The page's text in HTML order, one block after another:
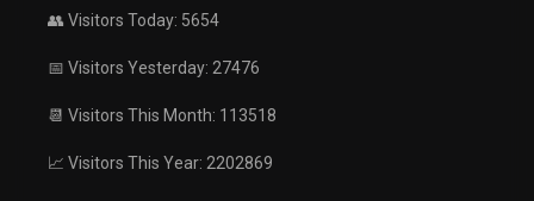
👥 Visitors Today: 5654
📅 Visitors Yesterday: 27476
📆 Visitors This Month: 113518
📈 Visitors This Year: 2202869